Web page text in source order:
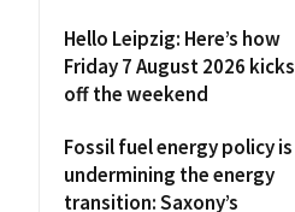
Hello Leipzig: Here’s how
Friday 7 August 2026 kicks
off the weekend
Fossil fuel energy policy is
undermining the energy
transition: Saxony’s